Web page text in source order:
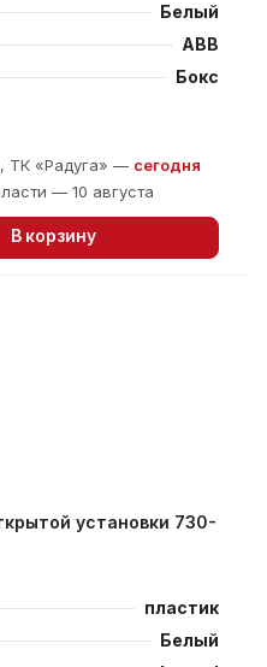
Белый
ABB
Бокс
ТК «Радуга» — сегодня
— 10 августа
В корзину
установки 730-
пластик
Белый